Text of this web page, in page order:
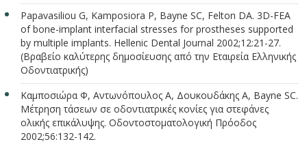
Papavasiliou G, Kamposiora P, Bayne SC, Felton DA. 3D-FEA
of bone-implant interfacial stresses for prostheses supported
by multiple implants. Hellenic Dental Journal 2002;12:21-27.
(Βραβείο καλύτερης δημοσίευσης από την Εταιρεία Ελληνικής
Οδοντιατρικής)
Καμποσιώρα Φ, Αντωνόπουλος Α, Δουκουδάκης Α, Bayne SC.
Μέτρηση τάσεων σε οδοντιατρικές κονίες για στεφάνες
ολικής επικάλυψης. Οδοντοστοματολογική Πρόοδος
2002;56:132-142.